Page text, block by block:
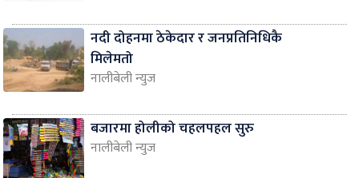
नदी दोहनमा ठेकेदार र जनप्रतिनिधिकै
मिलेमतो
नालीबेली न्युज
बजारमा होलीको चहलपहल सुरु
नालीबेली न्युज